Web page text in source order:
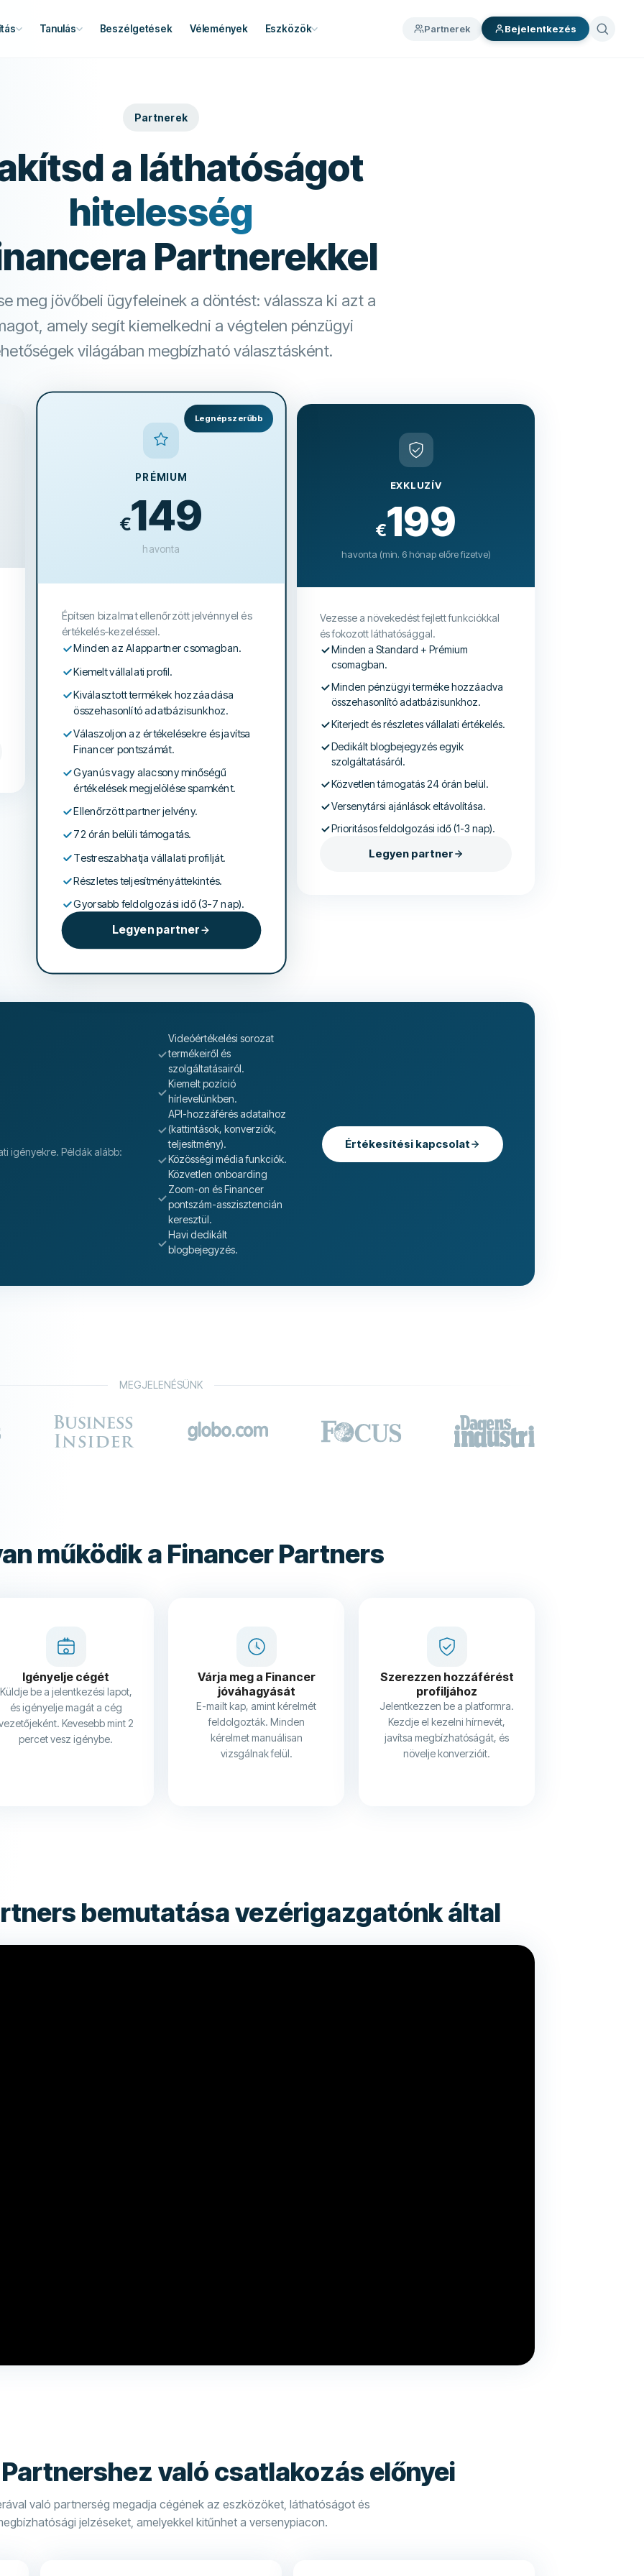
Tanulás Beszélgetések Vélemények Eszközök Partnerek Bejelentkezés
Partnerek
a láthatóságot
hitelesség
Partnerekkel
meg jövőbeli ügyfeleinek a döntést: válassza ki azt a
amely segít kiemelkedni a végtelen pénzügyi
világában megbízható választásként.
Legnépszerűbb
PRÉMIUM
€149
havonta
Építsen bizalmat ellenőrzött jelvénnyel és
értékelés-kezeléssel.
Minden az Alappartner csomagban.
Kiemelt vállalati profil.
Kiválasztott termékek hozzáadása
összehasonlító adatbázisunkhoz.
Válaszoljon az értékelésekre és javítsa
Financer pontszámát.
Gyanús vagy alacsony minőségű
értékelések megjelölése spamként.
Ellenőrzött partner jelvény.
72 órán belüli támogatás.
Testreszabhatja vállalati profilját.
Részletes teljesítményáttekintés.
Gyorsabb feldolgozási idő (3-7 nap).
Legyen partner
EXKLUZÍV
€199
havonta (min. 6 hónap előre fizetve)
Vezesse a növekedést fejlett funkciókkal
és fokozott láthatósággal.
Minden a Standard + Prémium
csomagban.
Minden pénzügyi terméke hozzáadva
összehasonlító adatbázisunkhoz.
Kiterjedt és részletes vállalati értékelés.
Dedikált blogbejegyzés egyik
szolgáltatásáról.
Közvetlen támogatás 24 órán belül.
Versenytársi ajánlások eltávolítása.
Prioritásos feldolgozási idő (1-3 nap).
Legyen partner
igényekre. Példák alább:
Videóértékelési sorozat
termékeiről és
szolgáltatásairól.
Kiemelt pozíció
hírlevelünkben.
API-hozzáférés adataihoz
(kattintások, konverziók,
teljesítmény).
Közösségi média funkciók.
Közvetlen onboarding
Zoom-on és Financer
pontszám-asszisztencián
keresztül.
Havi dedikált
blogbejegyzés.
Értékesítési kapcsolat
MEGJELENÉSÜNK
működik a Financer Partners
Igényelje cégét
Küldje be a jelentkezési lapot,
és igényelje magát a cég
Kevesebb mint 2
percet vesz igénybe.
Várja meg a Financer
jóváhagyását
E-mailt kap, amint kérelmét
feldolgozták. Minden
kérelmet manuálisan
vizsgálnak felül.
Szerezzen hozzáférést
profiljához
Jelentkezzen be a platformra.
Kezdje el kezelni hírnevét,
javítsa megbízhatóságát, és
növelje konverzióit.
bemutatása vezérigazgatónk által
való csatlakozás előnyei
való partnerség megadja cégének az eszközöket, láthatóságot és
jelzéseket, amelyekkel kitűnhet a versenypiacon.